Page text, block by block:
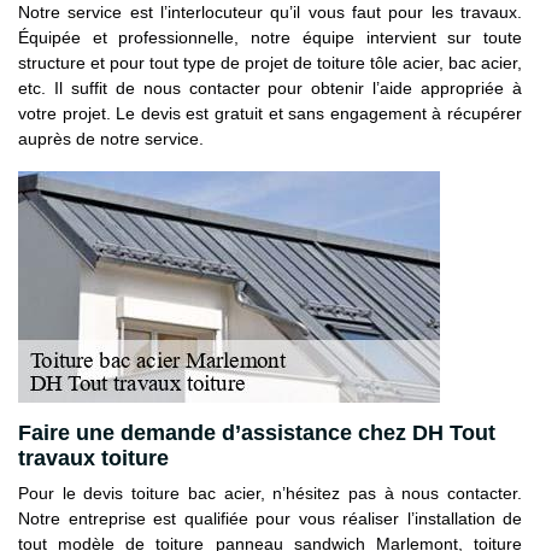
Notre service est l’interlocuteur qu’il vous faut pour les travaux.
Équipée et professionnelle, notre équipe intervient sur toute
structure et pour tout type de projet de toiture tôle acier, bac acier,
etc. Il suffit de nous contacter pour obtenir l’aide appropriée à
votre projet. Le devis est gratuit et sans engagement à récupérer
auprès de notre service.
Faire une demande d’assistance chez DH Tout
travaux toiture
Pour le devis toiture bac acier, n’hésitez pas à nous contacter.
Notre entreprise est qualifiée pour vous réaliser l’installation de
tout modèle de toiture panneau sandwich Marlemont, toiture